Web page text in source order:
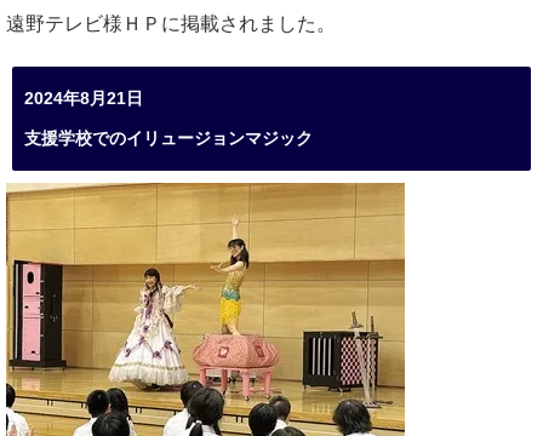
遠野テレビ様ＨＰに掲載されました。
2024年8月21日
支援学校でのイリュージョンマジック